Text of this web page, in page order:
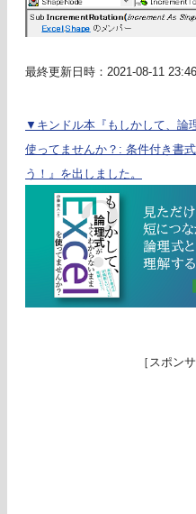
最終更新日時：2021-08-11 23:46
▼キンドル本『もしかして、論
使ってませんか？: 条件付き書
う！』を出しました。
［スポン